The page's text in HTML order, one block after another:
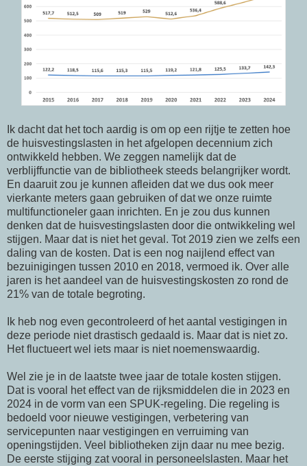
Ik dacht dat het toch aardig is om op een rijtje te zetten hoe
de huisvestingslasten in het afgelopen decennium zich
ontwikkeld hebben. We zeggen namelijk dat de
verblijffunctie van de bibliotheek steeds belangrijker wordt.
En daaruit zou je kunnen afleiden dat we dus ook meer
vierkante meters gaan gebruiken of dat we onze ruimte
multifunctioneler gaan inrichten. En je zou dus kunnen
denken dat de huisvestingslasten door die ontwikkeling wel
stijgen. Maar dat is niet het geval. Tot 2019 zien we zelfs een
daling van de kosten. Dat is een nog naijlend effect van
bezuinigingen tussen 2010 en 2018, vermoed ik. Over alle
jaren is het aandeel van de huisvestingskosten zo rond de
21% van de totale begroting.
Ik heb nog even gecontroleerd of het aantal vestigingen in
deze periode niet drastisch gedaald is. Maar dat is niet zo.
Het fluctueert wel iets maar is niet noemenswaardig.
Wel zie je in de laatste twee jaar de totale kosten stijgen.
Dat is vooral het effect van de rijksmiddelen die in 2023 en
2024 in de vorm van een SPUK-regeling. Die regeling is
bedoeld voor nieuwe vestigingen, verbetering van
servicepunten naar vestigingen en verruiming van
openingstijden. Veel bibliotheken zijn daar nu mee bezig.
De eerste stijging zat vooral in personeelslasten. Maar het